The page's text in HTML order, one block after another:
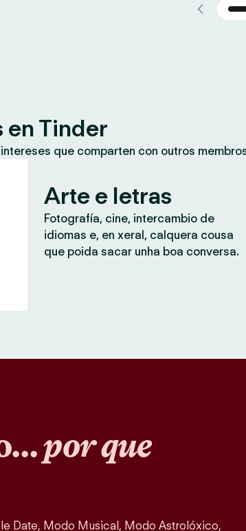
en Tinder
que comparten con outros
Arte e letras
Fotografía, cine, intercambio de
idiomas e, en xeral, calquera cousa
que poida sacar unha boa conversa.
por que
Date, Modo Musical, Modo Astrolóxico,